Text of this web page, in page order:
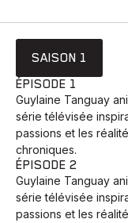
SAISON 1
ÉPISODE 1
Guylaine Tanguay
série télévisée
passions et les
chroniques.
ÉPISODE 2
Guylaine Tanguay
série télévisée
passions et les